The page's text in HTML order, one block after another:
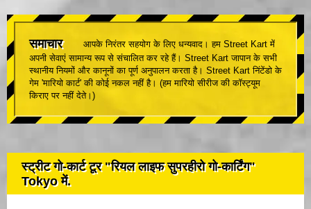
समाचार
आपके निरंतर सहयोग के लिए धन्यवाद। हम Street Kart में
अपनी सेवाएं सामान्य रूप से संचालित कर रहे हैं। Street Kart जापान के सभी
स्थानीय नियमों और कानूनों का पूर्ण अनुपालन करता है। Street Kart निंटेंडो के
गेम 'मारियो कार्ट' की कोई नकल नहीं है। (हम मारियो सीरीज की कॉस्ट्यूम
किराए पर नहीं देते।)
स्ट्रीट गो-कार्ट टूर "रियल लाइफ सुपरहीरो गो-कार्टिंग"
Tokyo में.